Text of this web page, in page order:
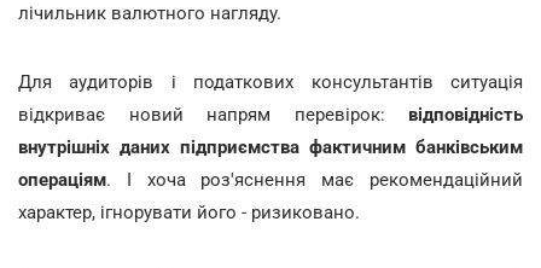
лічильник валютного нагляду.
Для аудиторів і податкових консультантів ситуація
відкриває новий напрям перевірок: відповідність
внутрішніх даних підприємства фактичним банківським
операціям. І хоча роз'яснення має рекомендаційний
характер, ігнорувати його - ризиковано.